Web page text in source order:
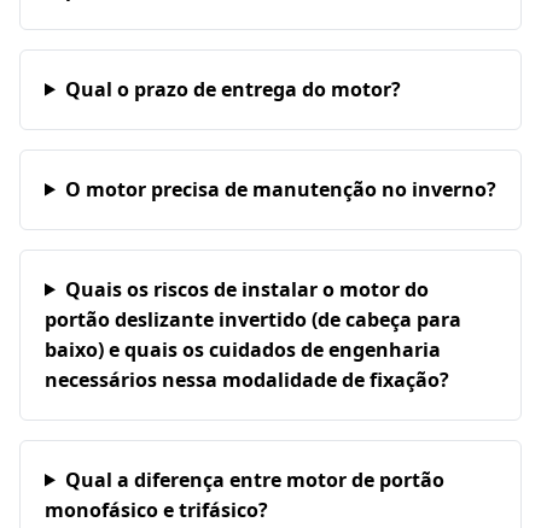
Qual o prazo de entrega do motor?
O motor precisa de manutenção no inverno?
Quais os riscos de instalar o motor do
portão deslizante invertido (de cabeça para
baixo) e quais os cuidados de engenharia
necessários nessa modalidade de fixação?
Qual a diferença entre motor de portão
monofásico e trifásico?